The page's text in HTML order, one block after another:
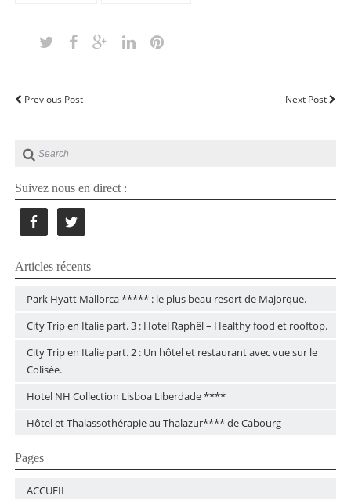
Previous Post Next Post
Suivez nous en direct :
Articles récents
Park Hyatt Mallorca ***** : le plus beau resort de Majorque.
City Trip en Italie part. 3 : Hotel Raphël – Healthy food et rooftop.
City Trip en Italie part. 2 : Un hôtel et restaurant avec vue sur le
Colisée.
Hotel NH Collection Lisboa Liberdade ****
Hôtel et Thalassothérapie au Thalazur**** de Cabourg
Pages
ACCUEIL